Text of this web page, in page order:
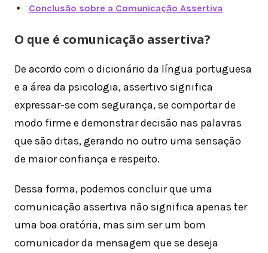
Conclusão sobre a Comunicação Assertiva
O que é comunicação assertiva?
De acordo com o dicionário da língua portuguesa
e a área da psicologia, assertivo significa
expressar-se com segurança, se comportar de
modo firme e demonstrar decisão nas palavras
que são ditas, gerando no outro uma sensação
de maior confiança e respeito.
Dessa forma, podemos concluir que uma
comunicação assertiva não significa apenas ter
uma boa oratória, mas sim ser um bom
comunicador da mensagem que se deseja